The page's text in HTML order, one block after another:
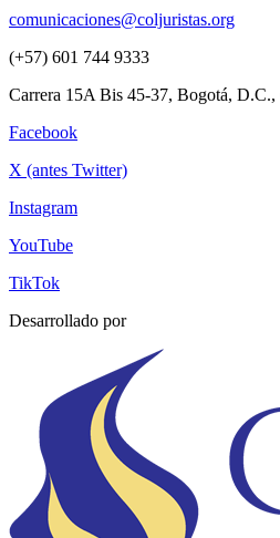
comunicaciones@coljuristas.org
(+57) 601 744 9333
Carrera 15A Bis 45-37, Bogotá, D.C.,
Facebook
X (antes Twitter)
Instagram
YouTube
TikTok
Desarrollado por